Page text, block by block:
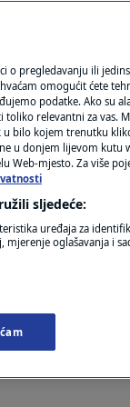
U Rovinju,
pa se u
o pregledavanju ili
omogućit ćete
podatke. Ako su
relevantni za vas.
u bilo kojem trenutku
u donjem lijevom kutu
Web-mjesto. Za više
sljedeće:
uređaja za
oglašavanja i